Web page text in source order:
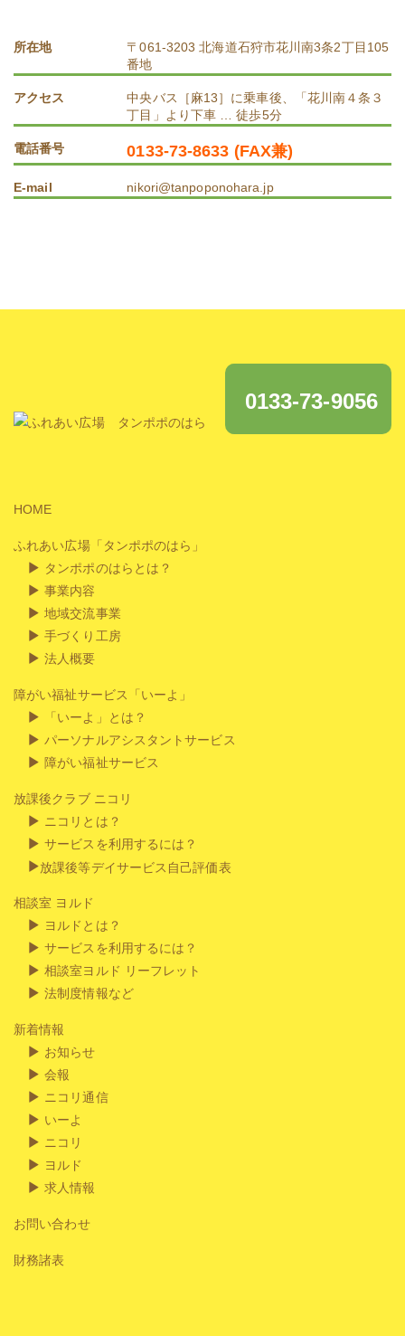
所在地
〒061-3203 北海道石狩市花川南3条2丁目105
番地
アクセス
中央バス［麻13］に乗車後、「花川南４条３
丁目」より下車 … 徒歩5分
電話番号 0133-73-8633 (FAX兼)
E-mail nikori@tanpoponohara.jp
0133-73-9056
HOME
ふれあい広場「タンポポのはら」
タンポポのはらとは？
事業内容
地域交流事業
手づくり工房
法人概要
障がい福祉サービス「いーよ」
「いーよ」とは？
パーソナルアシスタントサービス
障がい福祉サービス
放課後クラブ ニコリ
ニコリとは？
サービスを利用するには？
放課後等デイサービス自己評価表
相談室 ヨルド
ヨルドとは？
サービスを利用するには？
相談室ヨルド リーフレット
法制度情報など
新着情報
お知らせ
会報
ニコリ通信
いーよ
ニコリ
ヨルド
求人情報
お問い合わせ
財務諸表